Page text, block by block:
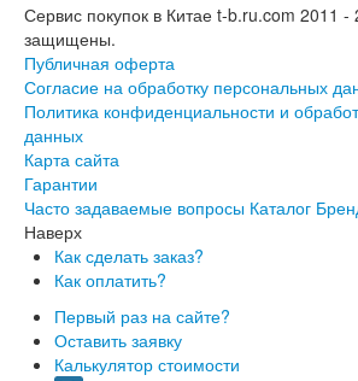
Сервис покупок в Китае t-b.ru.com 2011 -
защищены.
Публичная оферта
Согласие на обработку персональных
Политика конфиденциальности и
данных
Карта сайта
Гарантии
Часто задаваемые вопросы Каталог
Наверх
Как сделать заказ?
Как оплатить?
Первый раз на сайте?
Оставить заявку
Калькулятор стоимости